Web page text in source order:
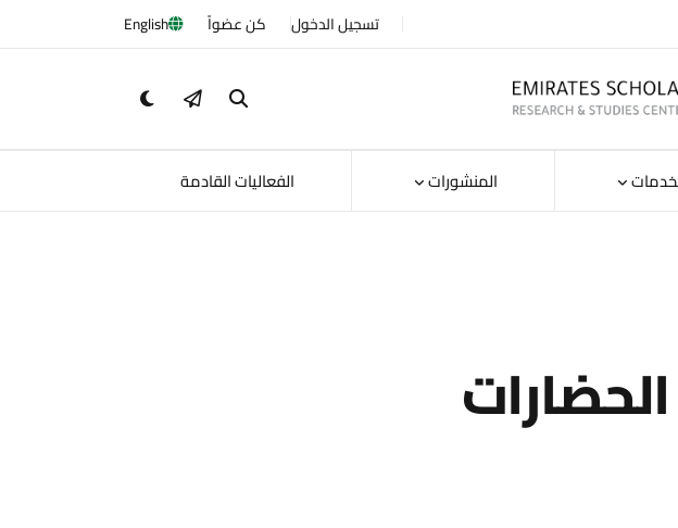
تسجيل الدخول كن عضواً English
المنشورات الفعاليات القادمة